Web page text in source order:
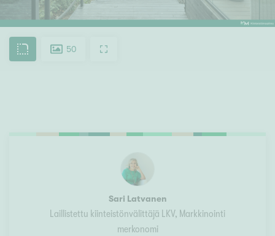
50
Sari Latvanen
Laillistettu kiinteistönvälittäjä LKV, Markkinointi
merkonomi